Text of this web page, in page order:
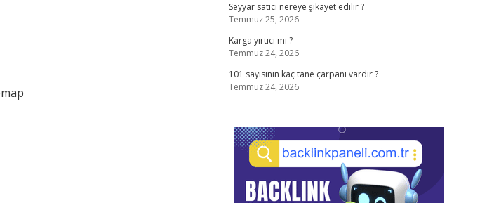
Seyyar satıcı nereye şikayet edilir ?
Temmuz 25, 2026
Karga yırtıcı mı ?
Temmuz 24, 2026
101 sayısının kaç tane çarpanı vardır ?
Temmuz 24, 2026